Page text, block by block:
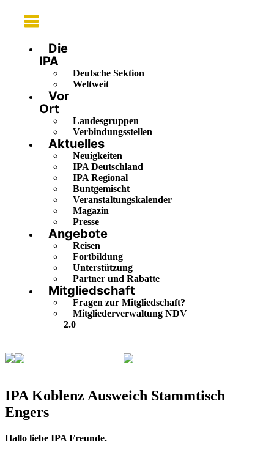
Main
Menu
Die
IPA
Deutsche Sektion
Weltweit
Vor
Ort
Landesgruppen
Verbindungsstellen
Aktuelles
Neuigkeiten
IPA Deutschland
IPA Regional
Buntgemischt
Veranstaltungskalender
Magazin
Presse
Angebote
Reisen
Fortbildung
Unterstützung
Partner und Rabatte
Mitgliedschaft
Fragen zur Mitgliedschaft?
Mitgliederverwaltung NDV
2.0
IPA Koblenz Ausweich Stammtisch
Engers
Hallo liebe IPA Freunde.